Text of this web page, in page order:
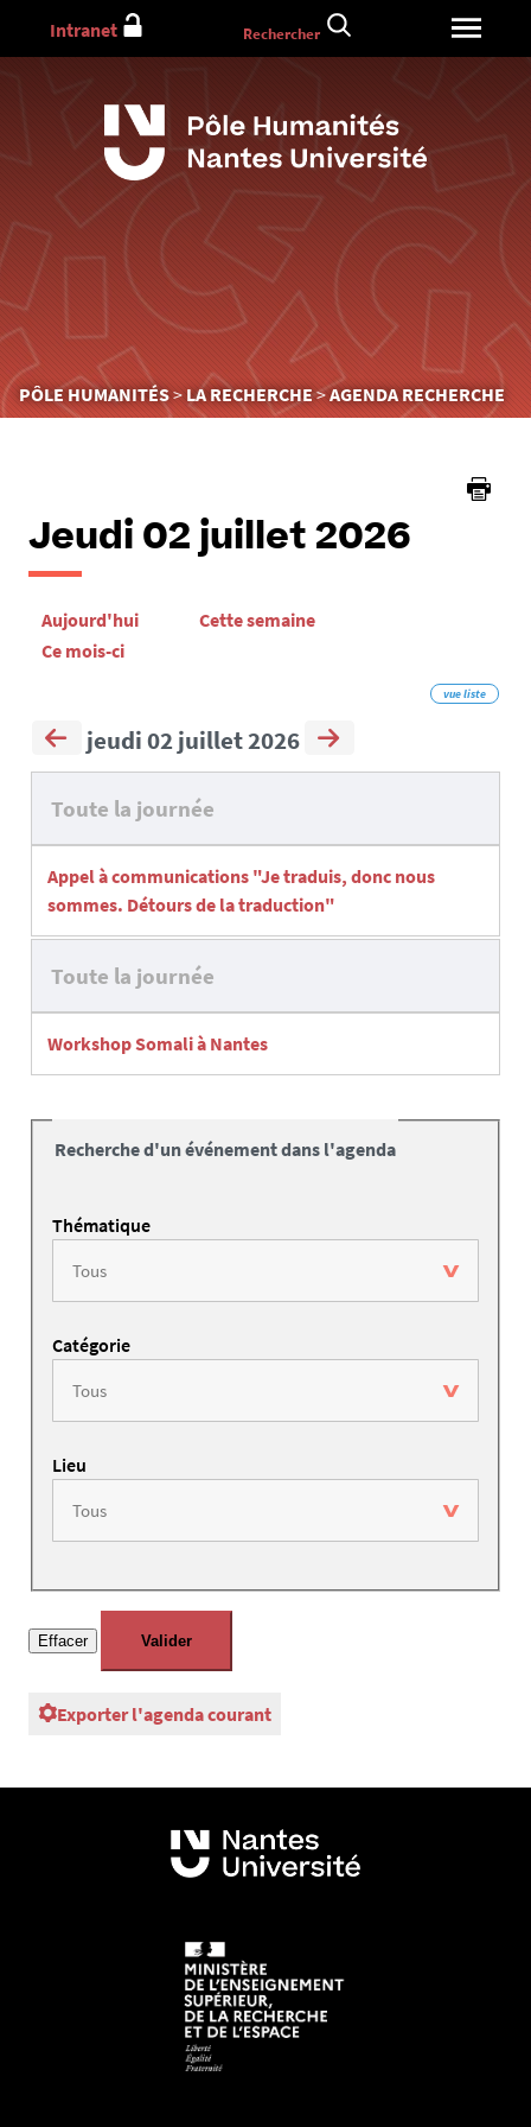
au
Vous
êtes
PÔLE HUMANITÉS LA RECHERCHE AGENDA RECHERCHE
Intranet Rechercher
Jeudi 02 juillet 2026
Aujourd'hui
Cette semaine
Ce mois-ci
vue liste
jeudi 02 juillet 2026
Toute la journée
Appel à communications "Je traduis, donc nous
sommes. Détours de la traduction"
Toute la journée
Workshop Somali à Nantes
Recherche d'un événement dans l'agenda
Thématique
Catégorie
Lieu
Exporter l'agenda courant